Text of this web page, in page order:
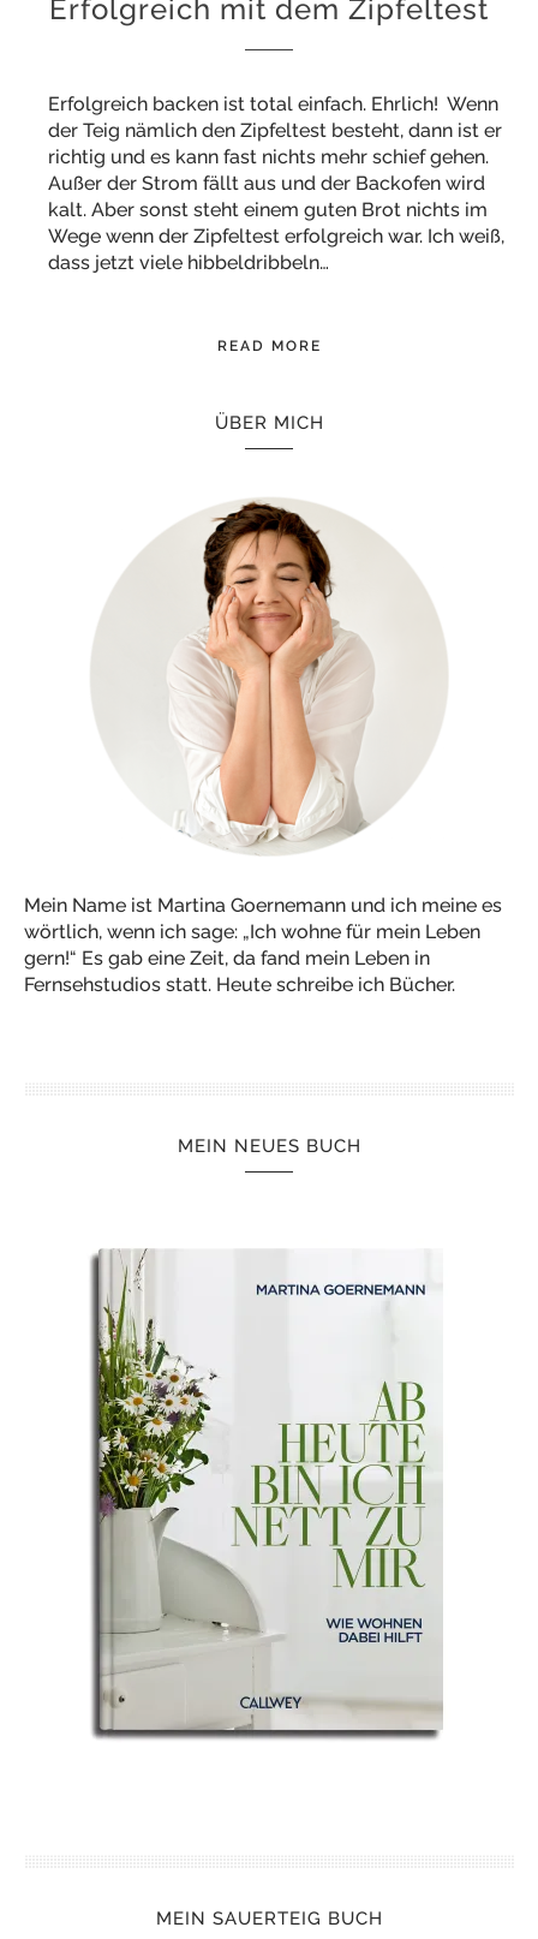
Erfolgreich mit dem Zipfeltest
Erfolgreich backen ist total einfach. Ehrlich! Wenn
der Teig nämlich den Zipfeltest besteht, dann ist er
richtig und es kann fast nichts mehr schief gehen.
Außer der Strom fällt aus und der Backofen wird
kalt. Aber sonst steht einem guten Brot nichts im
Wege wenn der Zipfeltest erfolgreich war. Ich weiß,
dass jetzt viele hibbeldribbeln…
READ MORE
ÜBER MICH
Mein Name ist Martina Goernemann und ich meine es
wörtlich, wenn ich sage: „Ich wohne für mein Leben
gern!“ Es gab eine Zeit, da fand mein Leben in
Fernsehstudios statt. Heute schreibe ich Bücher.
MEIN NEUES BUCH
MEIN SAUERTEIG BUCH